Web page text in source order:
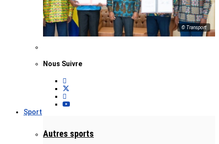
© Transport
Nous Suivre
Sport
Autres sports